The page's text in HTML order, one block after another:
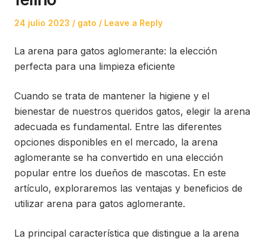
Posted
24 julio 2023
Posted
gato Leave a Reply
La arena para gatos aglomerante: la elección
perfecta para una limpieza eficiente
Cuando se trata de mantener la higiene y el
bienestar de nuestros queridos gatos, elegir la arena
adecuada es fundamental. Entre las diferentes
opciones disponibles en el mercado, la arena
aglomerante se ha convertido en una elección
popular entre los dueños de mascotas. En este
artículo, exploraremos las ventajas y beneficios de
utilizar arena para gatos aglomerante.
La principal característica que distingue a la arena